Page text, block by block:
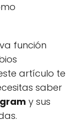
función
artículo te
saber
y sus